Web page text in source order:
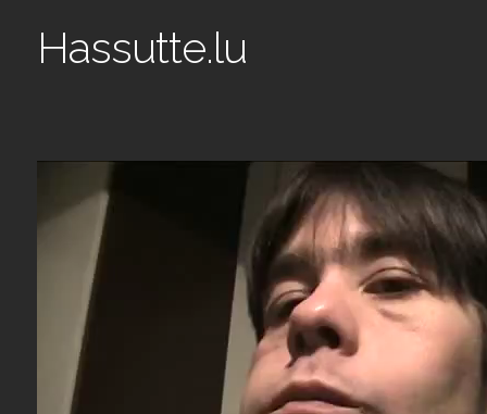
Hassutte.lu